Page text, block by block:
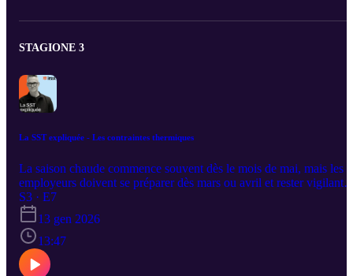
STAGIONE 3
La SST expliquée - Les contraintes thermiques
La saison chaude commence souvent dès le mois de mai, mais les
employeurs doivent se préparer dès mars ou avril et rester vigilants
jusqu’au début du mois d’octobre. Les contraintes thermiques ne se
limitent pas aux coups de chaleur ni aux personnes travaillant à
l’extérieur. Celles qui travaillent à l’intérieur peuvent aussi être
touchées. Capucine Ouellet, professionnelle de recherche, nous
explique pourquoi des mesures de prévention adaptées à chaque
milieu sont essentielles pour réduire les risques liés à la chaleur.
S3 · E7
13 gen 2026
13:47